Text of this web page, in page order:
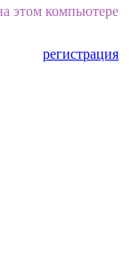
этом компьютере
регистрация